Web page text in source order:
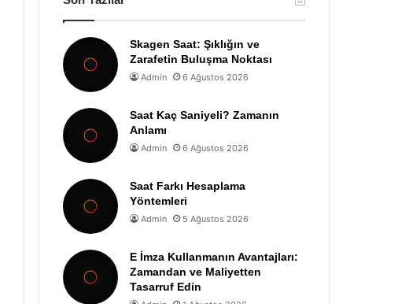
Skagen Saat: Şıklığın ve
Zarafetin Buluşma Noktası
Admin 6 Ağustos 2026
Saat Kaç Saniyeli? Zamanın
Anlamı
Admin 6 Ağustos 2026
Saat Farkı Hesaplama
Yöntemleri
Admin 5 Ağustos 2026
E İmza Kullanmanın Avantajları:
Zamandan ve Maliyetten
Tasarruf Edin